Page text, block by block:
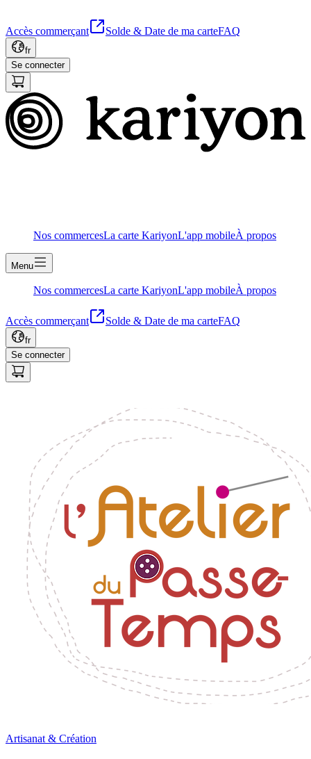
Accès commerçant Solde & Date de ma carteFAQ
fr
Se connecter
Nos commercesLa carte KariyonL'app mobileÀ propos
Menu
Nos commercesLa carte KariyonL'app mobileÀ propos
Accès commerçant Solde & Date de ma carteFAQ
fr
Se connecter
Artisanat & Création